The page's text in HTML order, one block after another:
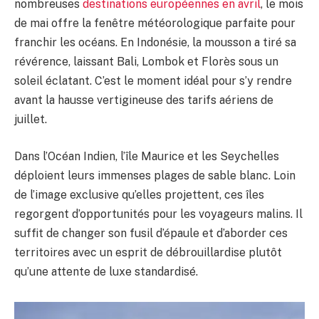
nombreuses destinations européennes en avril, le mois
de mai offre la fenêtre météorologique parfaite pour
franchir les océans. En Indonésie, la mousson a tiré sa
révérence, laissant Bali, Lombok et Florès sous un
soleil éclatant. C’est le moment idéal pour s’y rendre
avant la hausse vertigineuse des tarifs aériens de
juillet.
Dans l’Océan Indien, l’île Maurice et les Seychelles
déploient leurs immenses plages de sable blanc. Loin
de l’image exclusive qu’elles projettent, ces îles
regorgent d’opportunités pour les voyageurs malins. Il
suffit de changer son fusil d’épaule et d’aborder ces
territoires avec un esprit de débrouillardise plutôt
qu’une attente de luxe standardisé.